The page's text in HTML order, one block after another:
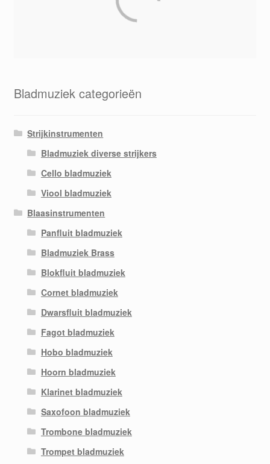
Bladmuziek categorieën
Strijkinstrumenten
Bladmuziek diverse strijkers
Cello bladmuziek
Viool bladmuziek
Blaasinstrumenten
Panfluit bladmuziek
Bladmuziek Brass
Blokfluit bladmuziek
Cornet bladmuziek
Dwarsfluit bladmuziek
Fagot bladmuziek
Hobo bladmuziek
Hoorn bladmuziek
Klarinet bladmuziek
Saxofoon bladmuziek
Trombone bladmuziek
Trompet bladmuziek